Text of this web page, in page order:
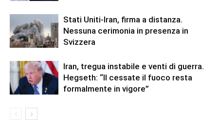
Stati Uniti-Iran, firma a distanza.
Nessuna cerimonia in presenza in
Svizzera
Iran, tregua instabile e venti di guerra.
Hegseth: “Il cessate il fuoco resta
formalmente in vigore”